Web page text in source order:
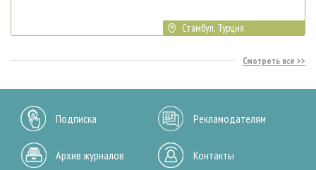
Стамбул, Турция
Смотреть все
Подписка Рекламодателям
Архив журналов Контакты